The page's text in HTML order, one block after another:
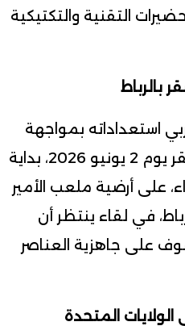
التقنية والتكتيكية
بالرباط
استعداداته بمواجهة
ثانية أمام منتخب مدغشقر يوم 2 يونيو 2026، بداية
على أرضية ملعب الأمير
في لقاء ينتظر أن
على جاهزية العناصر
المتحدة